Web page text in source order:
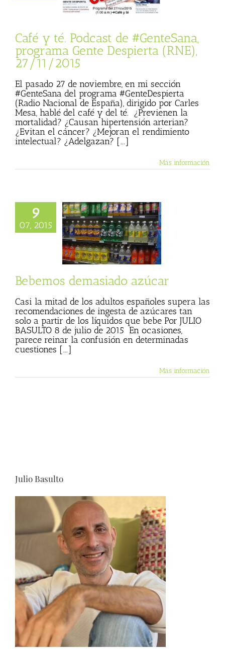
Café y té. Podcast de #GenteSana,
programa Gente Despierta (RNE),
27/11/2015
El pasado 27 de noviembre, en mi sección
#GenteSana del programa #GenteDespierta
(Radio Nacional de España), dirigido por Carles
Mesa, hablé del café y del té. ¿Previenen la
mortalidad? ¿Causan hipertensión arterian?
¿Evitan el cáncer? ¿Mejoran el rendimiento
intelectual? ¿Adelgazan? [...]
Más información
9
07, 2015
demasiado
Bebemos demasiado azúcar
Casi la mitad de los adultos españoles supera las
recomendaciones de ingesta de azúcares tan
solo a partir de los líquidos que bebe Por JULIO
BASULTO 8 de julio de 2015 En ocasiones,
parece reinar la confusión en determinadas
cuestiones [...]
Más información
Julio Basulto